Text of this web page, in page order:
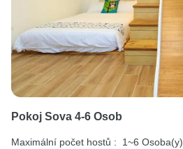
Pokoj Sova 4-6 Osob
Maximální počet hostů : 1~6 Osoba(y)